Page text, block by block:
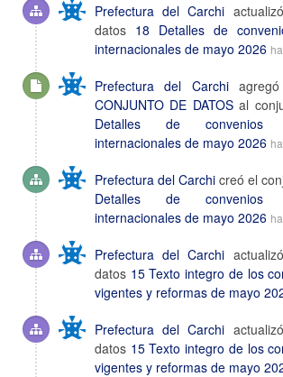
Prefectura del Carchi
datos 18 Detalles de
internacionales de mayo 2026
Prefectura del Carchiagregó
CONJUNTO DE DATOSal
Detalles de convenios
internacionales de mayo 2026
Prefectura del Carchi creó el
Detalles de convenios
internacionales de mayo 2026
Prefectura del Carchi
datos 15 Texto integro de los
vigentes y reformas de mayo
Prefectura del Carchi
datos 15 Texto integro de los
vigentes y reformas de mayo